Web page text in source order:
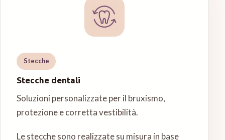
Stecche
Stecche dentali
Soluzioni personalizzate per il bruxismo,
protezione e corretta vestibilità.
Le stecche sono realizzate su misura in base